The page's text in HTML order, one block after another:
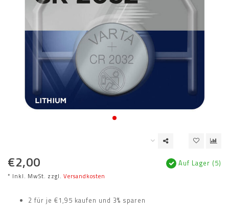
€2,00
* Inkl. MwSt. zzgl. Versandkosten
Auf Lager (5)
2 für je €1,95 kaufen und 3% sparen